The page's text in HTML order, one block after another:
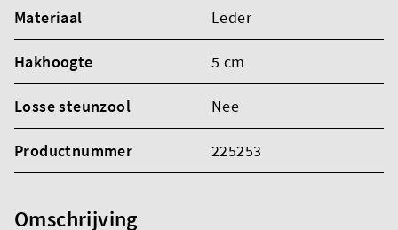
Materiaal Leder
Hakhoogte 5 cm
Losse steunzool Nee
Productnummer 225253
Omschrijving